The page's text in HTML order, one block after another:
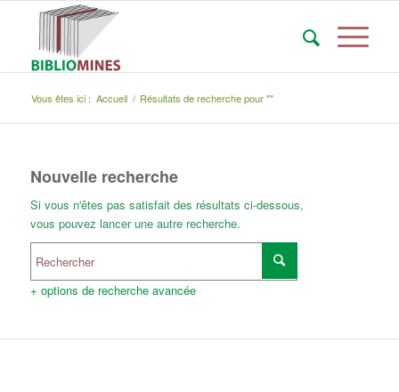
Vous êtes ici : Accueil / Résultats de recherche pour ""
Nouvelle recherche
Si vous n'êtes pas satisfait des résultats ci-dessous,
vous pouvez lancer une autre recherche.
+ options de recherche avancée